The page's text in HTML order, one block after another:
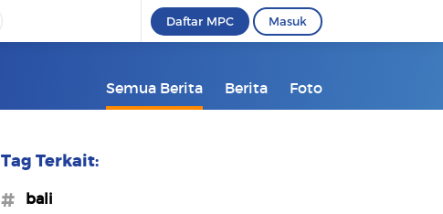
Daftar MPC Masuk
Semua Berita Berita Foto
Tag Terkait:
#bali